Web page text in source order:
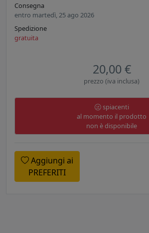
Consegna
entro martedì, 25 ago 2026
Spedizione
gratuita
20,00 €
prezzo (iva inclusa)
spiacenti
al momento il prodotto
non è disponibile
Aggiungi ai
PREFERITI